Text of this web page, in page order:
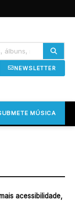
NEWSLETTER
MÚSICA
acessibilidade,